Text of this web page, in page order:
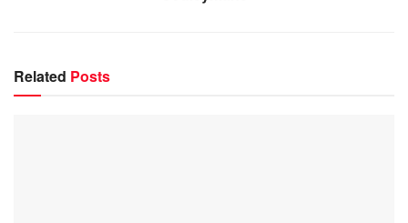
Related Posts